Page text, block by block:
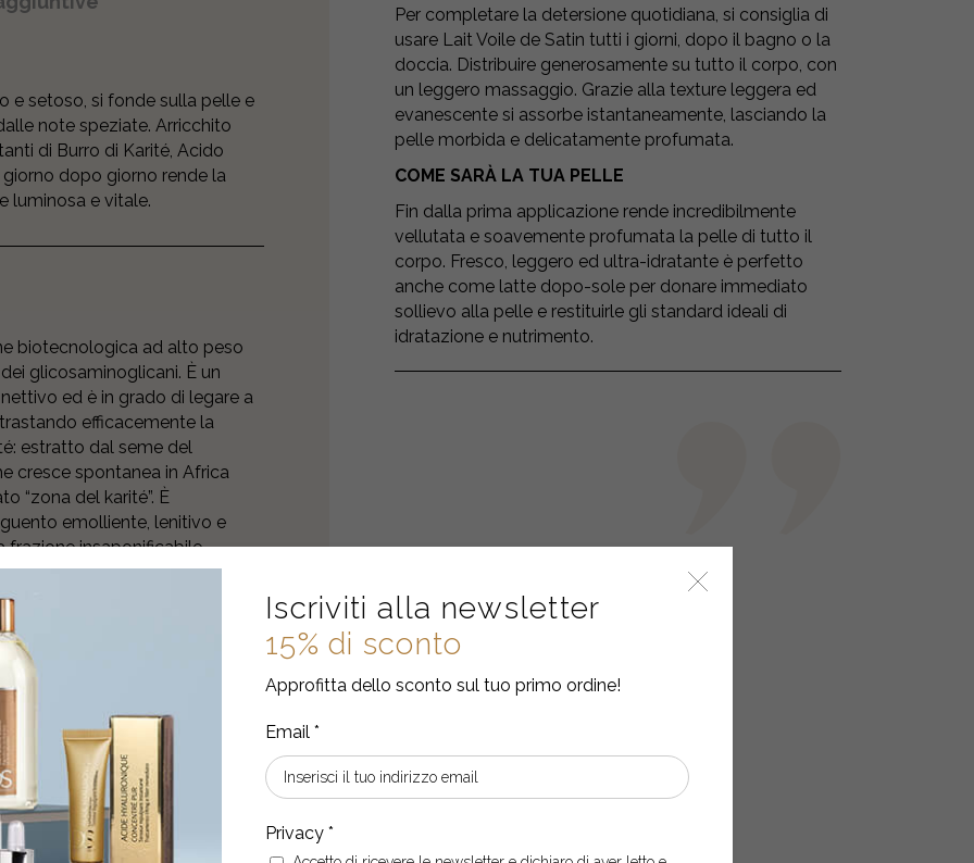
Iscriviti alla newsletter
15% di sconto
Approfitta dello sconto sul tuo primo ordine!
e setoso, si fonde sulla pelle e
note speziate. Arricchito
di Burro di Karité, Acido
dopo giorno rende la
luminosa e vitale.
biotecnologica ad alto peso
glicosaminoglicani. È un
ed è in grado di legare a
efficacemente la
estratto dal seme del
cresce spontanea in Africa
“zona del karité”. È
emolliente, lenitivo e
insaponificabile,
migliorando In tal modo
dagli agenti esterni. Olio di
è caratterizzato da un buon
indicato per pelli
Per completare la detersione quotidiana, si consiglia di
usare Lait Voile de Satin tutti i giorni, dopo il bagno o la
doccia. Distribuire generosamente su tutto il corpo, con
un leggero massaggio. Grazie alla texture leggera ed
evanescente si assorbe istantaneamente, lasciando la
pelle morbida e delicatamente profumata.
COME SARÀ LA TUA PELLE
Fin dalla prima applicazione rende incredibilmente
vellutata e soavemente profumata la pelle di tutto il
corpo. Fresco, leggero ed ultra-idratante è perfetto
anche come latte dopo-sole per donare immediato
sollievo alla pelle e restituirle gli standard ideali di
idratazione e nutrimento.